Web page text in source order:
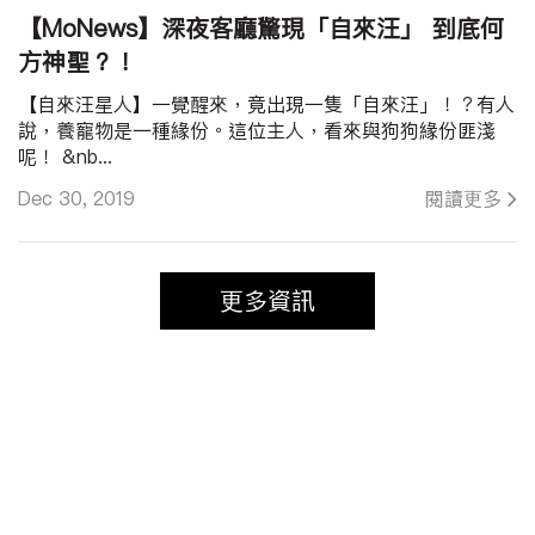
【MoNews】深夜客廳驚現「自來汪」 到底何
方神聖？！
Dec 30, 2019 閱讀更多
【自來汪星人】一覺醒來，竟出現一隻「自來汪」！？有人
說，養寵物是一種緣份。這位主人，看來與狗狗緣份匪淺
呢！ &nb...
更多資訊